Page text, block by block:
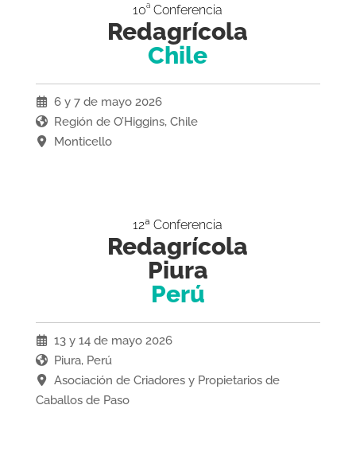
10a Conferencia
Redagrícola
Chile
6 y 7 de mayo 2026
Región de O’Higgins, Chile
Monticello
12ª Conferencia
Redagrícola
Piura
Perú
13 y 14 de mayo 2026
Piura, Perú
Asociación de Criadores y Propietarios de
Caballos de Paso